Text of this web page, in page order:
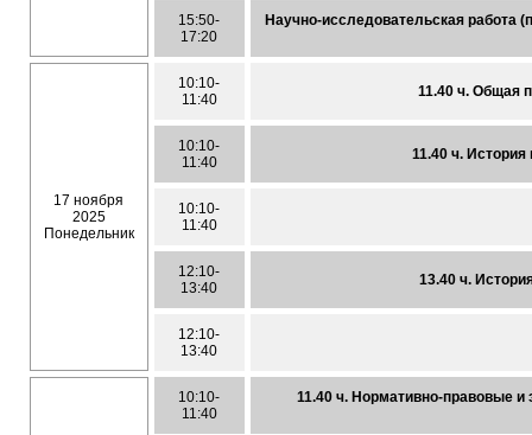
15:50-
17:20
Научно-исследовательская работа
17 ноября
2025
Понедельник
10:10-
11:40
11.40 ч. Общая
10:10-
11:40
11.40 ч.
10:10-
11:40
12:10-
13:40
13.40 ч.
12:10-
13:40
10:10-
11:40
11.40 ч. Нормативно-правовые